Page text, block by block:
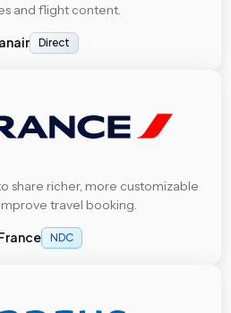
and flight content.
Direct
share richer, more customizable
travel booking.
NDC